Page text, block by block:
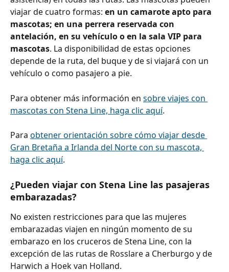
viajar de cuatro formas: en un camarote apto para
mascotas; en una perrera reservada con
antelación, en su vehículo o en la sala VIP para
mascotas. La disponibilidad de estas opciones
depende de la ruta, del buque y de si viajará con un
vehículo o como pasajero a pie.
Para obtener más información en sobre viajes con
mascotas con Stena Line, haga clic aquí.
Para obtener orientación sobre cómo viajar desde
Gran Bretaña a Irlanda del Norte con su mascota,
haga clic aquí.
¿Pueden viajar con Stena Line las pasajeras
embarazadas?
No existen restricciones para que las mujeres
embarazadas viajen en ningún momento de su
embarazo en los cruceros de Stena Line, con la
excepción de las rutas de Rosslare a Cherburgo y de
Harwich a Hoek van Holland.